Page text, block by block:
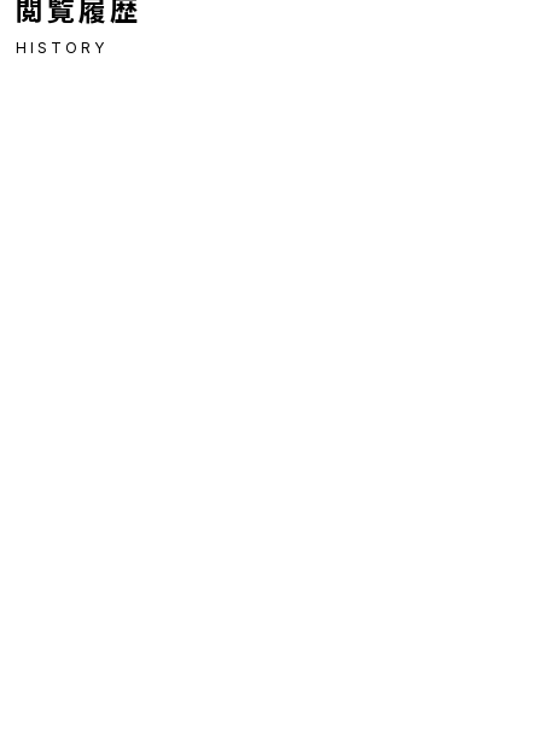
閲覧履歴
HISTORY